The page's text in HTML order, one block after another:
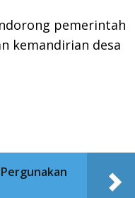
pemerintah
kemandirian desa